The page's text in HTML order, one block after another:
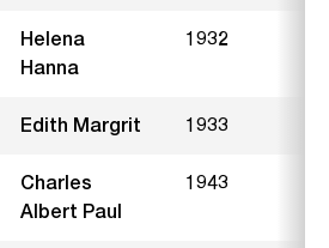
Helena
Hanna
1932
Edith Margrit 1933
Charles
Albert Paul
1943